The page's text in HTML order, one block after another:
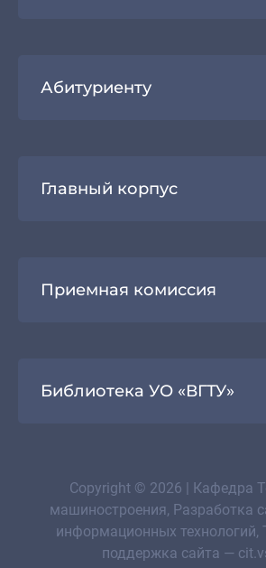
Абитуриенту
Главный корпус
Приемная комиссия
Библиотека УО «ВГТУ»
Copyright © 2026 | Кафедра
машиностроения, Разработка
информационных технологий,
поддержка сайта —